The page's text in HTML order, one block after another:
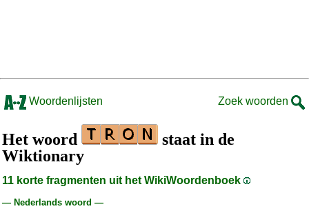
Woordenlijsten Zoek woorden
Het woord
staat in de
Wiktionary
11 korte fragmenten uit het WikiWoordenboek
— Nederlands woord —